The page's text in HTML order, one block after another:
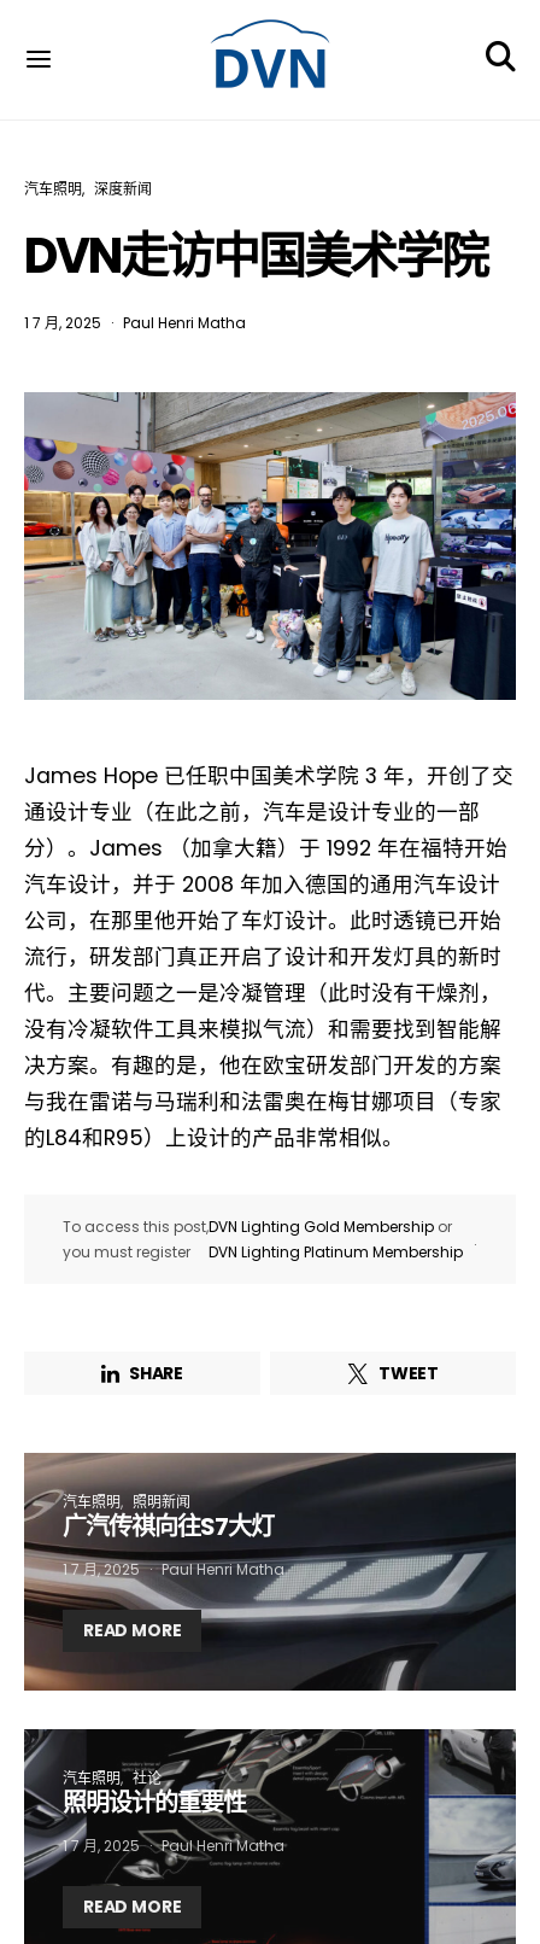
汽车照明 深度新闻
DVN走访中国美术学院
1 7 月, 2025 Paul Henri Matha
James Hope 已任职中国美术学院 3 年，开创了交
通设计专业（在此之前，汽车是设计专业的一部
分）。James （加拿大籍）于 1992 年在福特开始
汽车设计，并于 2008 年加入德国的通用汽车设计
公司，在那里他开始了车灯设计。此时透镜已开始
流行，研发部门真正开启了设计和开发灯具的新时
代。主要问题之一是冷凝管理（此时没有干燥剂，
没有冷凝软件工具来模拟气流）和需要找到智能解
决方案。有趣的是，他在欧宝研发部门开发的方案
与我在雷诺与马瑞利和法雷奥在梅甘娜项目（专家
的L84和R95）上设计的产品非常相似。
To access this post,
you must register
DVN Lighting Gold Membership or
DVN Lighting Platinum Membership
.
SHARE TWEET
汽车照明 照明新闻
广汽传祺向往S7大灯
1 7 月, 2025 Paul Henri Matha
READ MORE
汽车照明 社论
照明设计的重要性
1 7 月, 2025 Paul Henri Matha
READ MORE
Not a DVN member?
Receive DVN newsletter headlines for
free now!
First name* Last name*
Company* Country*
Email Address*
I want to subscribe for free for 3 months to:*